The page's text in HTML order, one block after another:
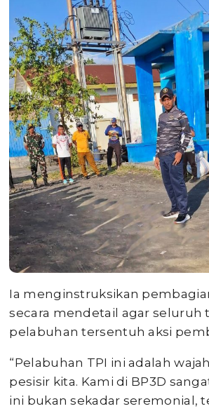
Ia menginstruksikan
secara mendetail agar seluruh
pelabuhan tersentuh aksi
“Pelabuhan TPI ini adalah
pesisir kita. Kami di BP3D
ini bukan sekadar seremonial,